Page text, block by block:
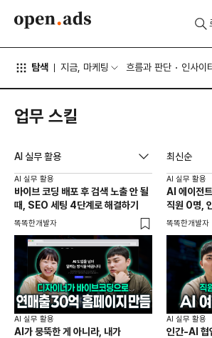
탐색 지금, 마케팅 흐름과 판단 인사이
업무 스킬
AI 실무 활용 최신순
AI 실무 활용
바이브 코딩 배포 후 검색 노출 안 될
때, SEO 세팅 4단계로 해결하기
똑똑한개발자
AI 실무 활용
AI 에이전
직원 0명,
제작기
똑똑한개발자
AI 실무 활용
AI가 뭉뚝한 게 아니라, 내가
AI 실무 활용
인간-AI 협